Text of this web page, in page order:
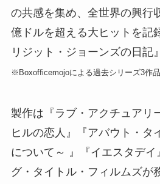
の共感を集め、全世界の興行
億ドルを超える大ヒットを記
リジット・ジョーンズの日記
※Boxofficemojoによる過去シリーズ3作
製作は『ラブ・アクチュアリ
ヒルの恋人』『アバウト・タ
について～ 』『イエスタデ
グ・タイトル・フィルムズが